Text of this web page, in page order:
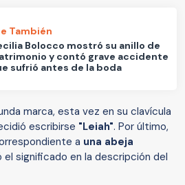
También
Bolocco mostró su anillo de
y contó grave accidente
sufrió antes de la boda
marca, esta vez en su clavícula
escribirse "Leiah". Por último,
a una abeja
el significado en la descripción del